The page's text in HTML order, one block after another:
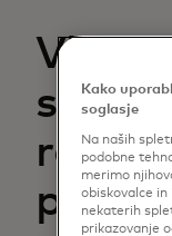
Kako
soglasje
Na naših
podobne
merimo
obiskovalce in
nekaterih
prikazovanje